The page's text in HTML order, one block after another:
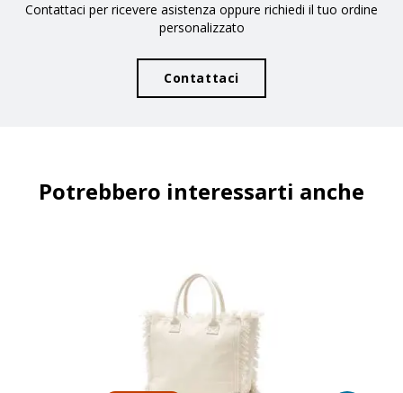
Contattaci per ricevere asistenza oppure richiedi il tuo ordine
personalizzato
Contattaci
Potrebbero interessarti anche